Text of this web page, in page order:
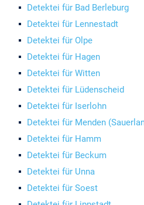
Detektei für Bad Berleburg
Detektei für Lennestadt
Detektei für Olpe
Detektei für Hagen
Detektei für Witten
Detektei für Lüdenscheid
Detektei für Iserlohn
Detektei für Menden
Detektei für Hamm
Detektei für Beckum
Detektei für Unna
Detektei für Soest